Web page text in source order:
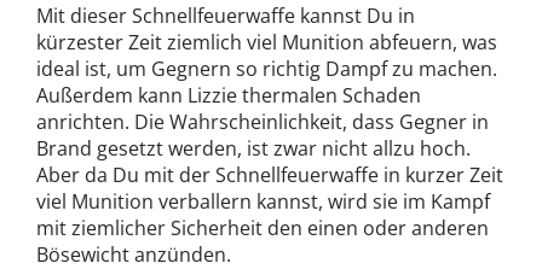
Mit dieser Schnellfeuerwaffe kannst Du in
kürzester Zeit ziemlich viel Munition abfeuern, was
ideal ist, um Gegnern so richtig Dampf zu machen.
Außerdem kann Lizzie thermalen Schaden
anrichten. Die Wahrscheinlichkeit, dass Gegner in
Brand gesetzt werden, ist zwar nicht allzu hoch.
Aber da Du mit der Schnellfeuerwaffe in kurzer Zeit
viel Munition verballern kannst, wird sie im Kampf
mit ziemlicher Sicherheit den einen oder anderen
Bösewicht anzünden.